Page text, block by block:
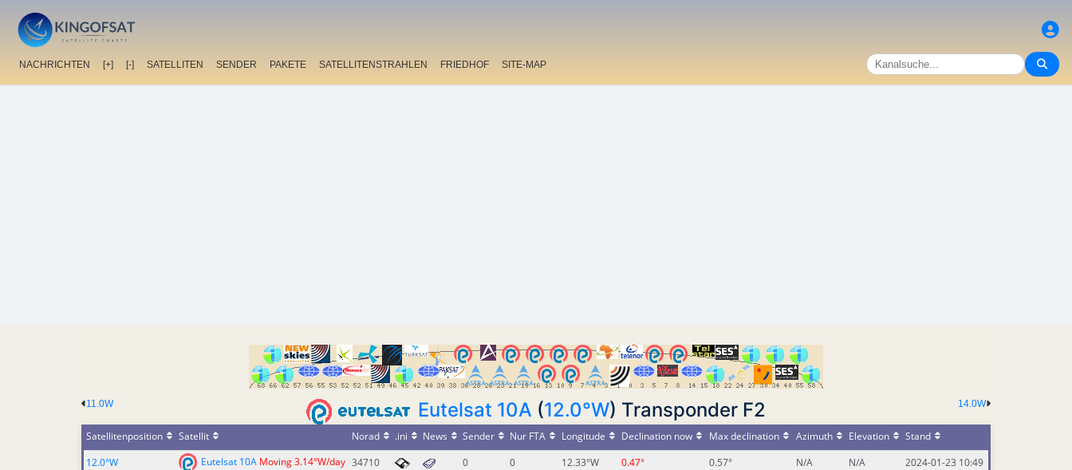
NACHRICHTEN [+] [-] SATELLITEN SENDER PAKETE SATELLITENSTRAHLEN FRIEDHOF SITE-MAP
14.0W
11.0W Eutelsat 10A (12.0°W) Transponder F2
Satellitenposition Satellit Norad .ini News Sender Nur FTA Longitude Declination now Max declination Azimuth Elevation
Stand
12.0°W
Eutelsat 10A Moving 3.14°W/day 34710 0 0 12.33°W 0.47° 0.57° N/A N/A 2024-01-23 10:49